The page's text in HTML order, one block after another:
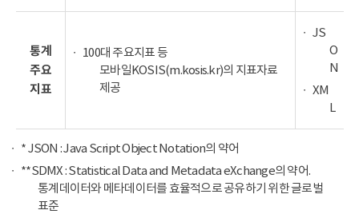
통계
주요
지표
100대 주요지표 등
모바일KOSIS(m.kosis.kr)의 지표자료
제공
JS
O
N
XM
L
* JSON : Java Script Object Notation의 약어
**SDMX : Statistical Data and Metadata eXchange의 약어.
통계데이터와 메타데이터를 효율적으로 공유하기 위한 글로벌
표준